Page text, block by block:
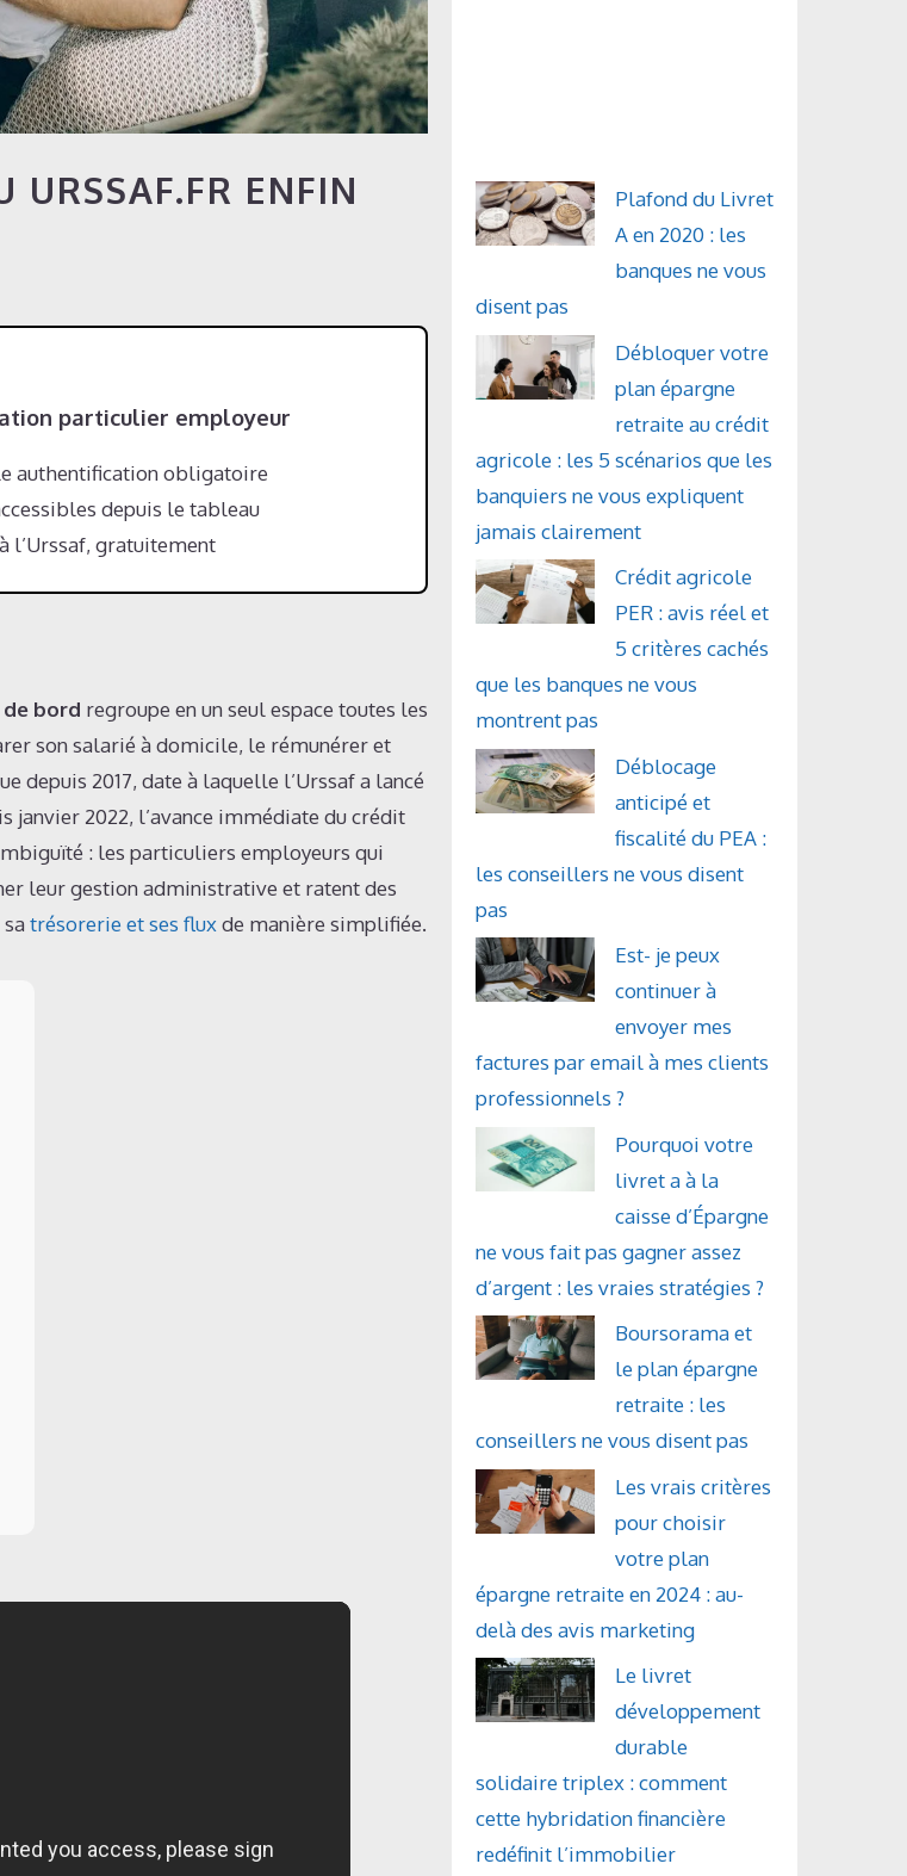
URSSAF.FR ENFIN
particulier employeur
authentification obligatoire
depuis le tableau
l’Urssaf, gratuitement
bord regroupe en un seul espace toutes les
son salarié à domicile, le rémunérer et
depuis 2017, date à laquelle l’Urssaf a lancé
janvier 2022, l’avance immédiate du crédit
: les particuliers employeurs qui
leur gestion administrative et ratent des
trésorerie et ses fluxde manière simplifiée.
Plafond du Livret
A en 2020 : les
banques ne vous
disent pas
Débloquer votre
plan épargne
retraite au crédit
agricole : les 5 scénarios que les
banquiers ne vous expliquent
jamais clairement
Crédit agricole
PER : avis réel et
5 critères cachés
que les banques ne vous
montrent pas
Déblocage
anticipé et
fiscalité du PEA :
les conseillers ne vous disent
pas
Est- je peux
continuer à
envoyer mes
factures par email à mes clients
professionnels ?
Pourquoi votre
livret a à la
caisse d’Épargne
ne vous fait pas gagner assez
d’argent : les vraies stratégies ?
Boursorama et
le plan épargne
retraite : les
conseillers ne vous disent pas
Les vrais critères
pour choisir
votre plan
épargne retraite en 2024 : au-
delà des avis marketing
Le livret
développement
durable
solidaire triplex : comment
cette hybridation financière
redéfinit l’immobilier